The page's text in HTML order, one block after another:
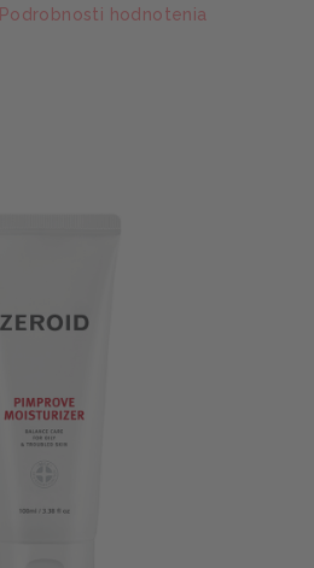
Podrobnosti hodnotenia